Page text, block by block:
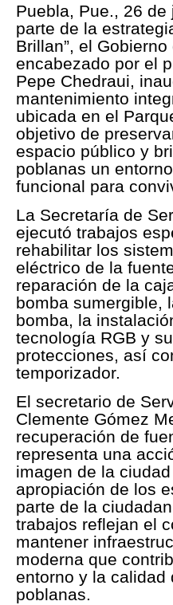
Puebla, Pue., 26
parte de la
Brillan”, el
encabezado por el
Pepe Chedraui,
mantenimiento
ubicada en el
objetivo de
espacio público y
poblanas un
funcional para
La Secretaría de
ejecutó trabajos
rehabilitar los
eléctrico de la
reparación de la
bomba sumergible,
bomba, la
tecnología RGB y
protecciones, así
temporizador.
El secretario de
Clemente Gómez
recuperación de
representa una
imagen de la
apropiación de los
parte de la
trabajos reflejan el
mantener
moderna que
entorno y la calidad
poblanas.